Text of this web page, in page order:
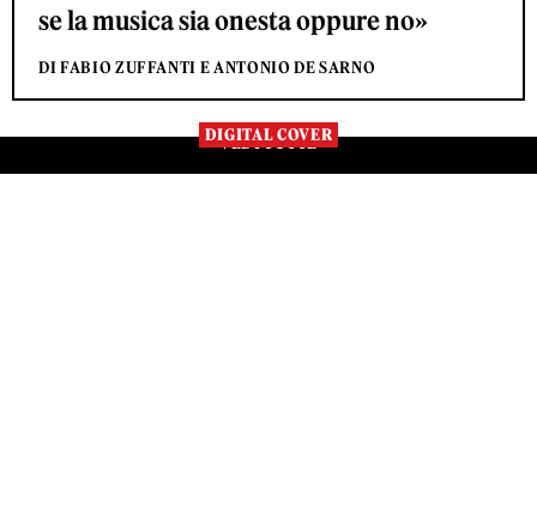
se la musica sia onesta oppure no»
DI FABIO ZUFFANTI E ANTONIO DE SARNO
DIGITAL COVER
VEDI TUTTE